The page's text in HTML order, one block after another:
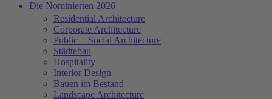
Die Nominierten 2026
Residential Architecture
Corporate Architecture
Public + Social Architecture
Städtebau
Hospitality
Interior Design
Bauen im Bestand
Landscape Architecture